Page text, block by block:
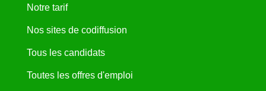
Notre tarif
Nos sites de codiffusion
Tous les candidats
Toutes les offres d'emploi